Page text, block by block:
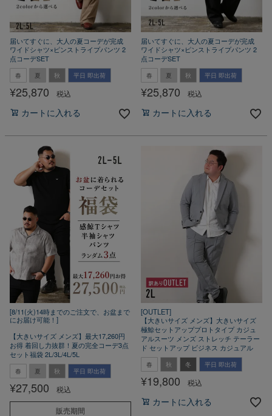
届いてすぐに、大人の夏コーデが完成
ワイドシャツ×ピンストライプパンツ 2
点コーデSET
春 夏 秋 平日 即出荷
¥25,870 税込
カートに入れる
届いてすぐに、大人の夏コーデが完成
ワイドシャツ×ピンストライプパンツ 2
点コーデSET
春 夏 秋 平日 即出荷
¥25,870 税込
カートに入れる
[8/11(火)14時までのご注文で、お盆まで
にお届け可能！]
【大きいサイズ メンズ】最大17,260円
お得 着回し力抜群！夏の完全コーデ3点
セット福袋 2L/3L/4L/5L
春 夏 秋 平日 即出荷
¥27,500 税込
販売期間
[OUTLET]
【大きいサイズ メンズ】大きいサイズ
極鯨セットアッププロトタイプ カジュ
アルスーツ メンズ ストレッチ テーラー
ド セットアップ ビジネス カジュアル
春 秋 冬 平日 即出荷
¥19,800 税込
カートに入れる